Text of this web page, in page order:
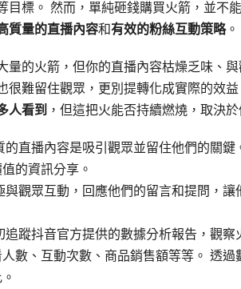
目標。 然而，單純砸錢購買火箭，並不
質量的直播內容和有效的粉絲互動策略。
量的火箭，但你的直播內容枯燥乏味、
很難留住觀眾，更別提轉化成實際的效益
人看到 ，但這把火能否持續燃燒，取決
的直播內容是吸引觀眾並留住他們的關
的資訊分享。
與觀眾互動，回應他們的留言和提問，
追蹤抖音官方提供的數據分析報告，觀
數、互動次數、商品銷售額等等。 透